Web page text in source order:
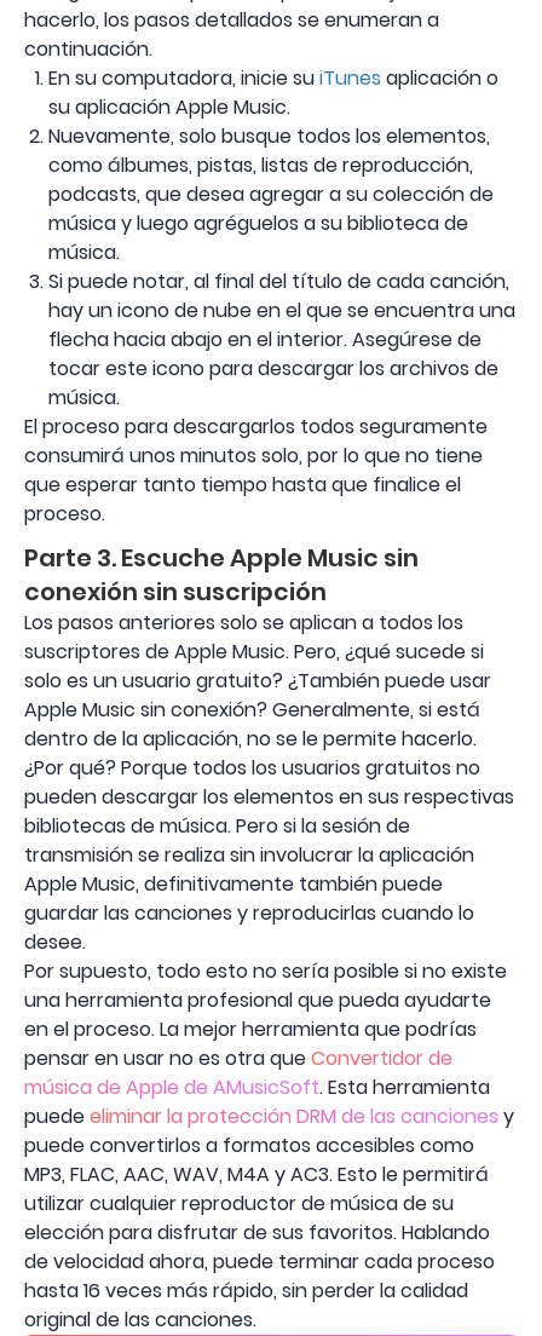
hacerlo, los pasos detallados se enumeran a
continuación.
En su computadora, inicie suiTunes aplicación o
su aplicación Apple Music.
Nuevamente, solo busque todos los elementos,
como álbumes, pistas, listas de reproducción,
podcasts, que desea agregar a su colección de
música y luego agréguelos a su biblioteca de
música.
Si puede notar, al final del título de cada canción,
hay un icono de nube en el que se encuentra una
flecha hacia abajo en el interior. Asegúrese de
tocar este icono para descargar los archivos de
música.
El proceso para descargarlos todos seguramente
consumirá unos minutos solo, por lo que no tiene
que esperar tanto tiempo hasta que finalice el
proceso.
Parte 3. Escuche Apple Music sin
conexión sin suscripción
Los pasos anteriores solo se aplican a todos los
suscriptores de Apple Music. Pero, ¿qué sucede si
solo es un usuario gratuito? ¿También puede usar
Apple Music sin conexión? Generalmente, si está
dentro de la aplicación, no se le permite hacerlo.
¿Por qué? Porque todos los usuarios gratuitos no
pueden descargar los elementos en sus respectivas
bibliotecas de música. Pero si la sesión de
transmisión se realiza sin involucrar la aplicación
Apple Music, definitivamente también puede
guardar las canciones y reproducirlas cuando lo
desee.
Por supuesto, todo esto no sería posible si no existe
una herramienta profesional que pueda ayudarte
en el proceso. La mejor herramienta que podrías
pensar en usar no es otra queConvertidor de
música de Apple de AMusicSoft. Esta herramienta
puedeeliminar la protección DRM de las canciones y
puede convertirlos a formatos accesibles como
MP3, FLAC, AAC, WAV, M4A y AC3. Esto le permitirá
utilizar cualquier reproductor de música de su
elección para disfrutar de sus favoritos. Hablando
de velocidad ahora, puede terminar cada proceso
hasta 16 veces más rápido, sin perder la calidad
original de las canciones.